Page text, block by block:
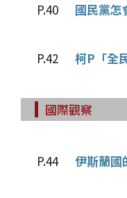
P.40 國民黨怎
P.42 柯P「全
國際觀察
P.44 伊斯蘭國